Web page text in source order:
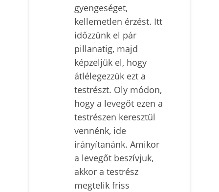
gyengeséget,
kellemetlen érzést. Itt
időzzünk el pár
pillanatig, majd
képzeljük el, hogy
átlélegezzük ezt a
testrészt. Oly módon,
hogy a levegőt ezen a
testrészen keresztül
vennénk, ide
irányítanánk. Amikor
a levegőt beszívjuk,
akkor a testrész
megtelik friss